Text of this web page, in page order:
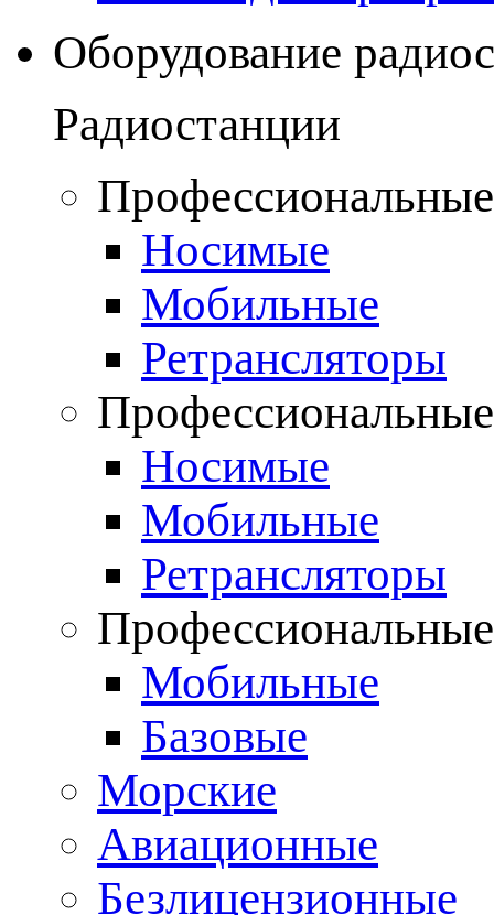
Оборудование
Радиостанции
Носимые
Мобильные
Ретрансляторы
Носимые
Мобильные
Ретрансляторы
Мобильные
Базовые
Морские
Авиационные
Безлицензионные